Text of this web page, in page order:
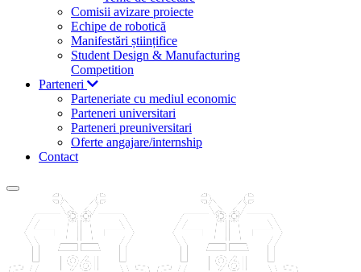
Comisii avizare proiecte
Echipe de robotică
Manifestări științifice
Student Design & Manufacturing
Competition
Parteneri
Parteneriate cu mediul economic
Parteneri universitari
Parteneri preuniversitari
Oferte angajare/internship
Contact